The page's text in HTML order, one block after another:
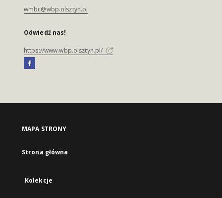
wmbc@wbp.olsztyn.pl
Odwiedź nas!
https://www.wbp.olsztyn.pl/
MAPA STRONY
Strona główna
Kolekcje